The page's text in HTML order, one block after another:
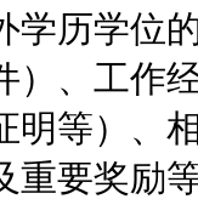
学历学位
）、工作
明等）、
重要奖励